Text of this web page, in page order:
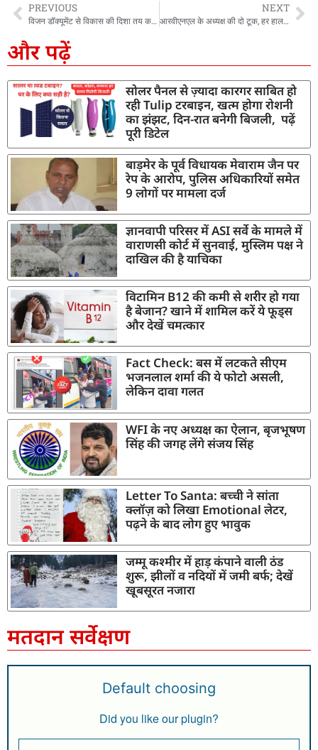
PREVIOUS
विजन डॉक्यूमेंट से विकास की दिशा तय करेगा उत्तराखंड, जिला और पंचायत स्तर पर बनेगा 2047 का रोडमैप
NEXT
आरवीएनएल के अध्यक्ष की दो टूक, हर हाल में 2028 तक पूरा करें ऋषिकेश–कर्णप्रयाग रेल परियोजना
और पढ़ें
सोलर पैनल से ज़्यादा कारगर साबित हो
रही Tulip टरबाइन, खत्म होगा रोशनी
का झंझट, दिन-रात बनेगी बिजली, पढ़ें
पूरी डिटेल
बाड़मेर के पूर्व विधायक मेवाराम जैन पर
रेप के आरोप, पुलिस अधिकारियों समेत
9 लोगों पर मामला दर्ज
ज्ञानवापी परिसर में ASI सर्वे के मामले में
वाराणसी कोर्ट में सुनवाई, मुस्लिम पक्ष ने
दाखिल की है याचिका
विटामिन B12 की कमी से शरीर हो गया
है बेजान? खाने में शामिल करें ये फूड्स
और देखें चमत्कार
Fact Check: बस में लटकते सीएम
भजनलाल शर्मा की ये फोटो असली,
लेकिन दावा गलत
WFI के नए अध्यक्ष का ऐलान, बृजभूषण
सिंह की जगह लेंगे संजय सिंह
Letter To Santa: बच्ची ने सांता
क्लॉज़ को लिखा Emotional लेटर,
पढ़ने के बाद लोग हुए भावुक
जम्मू कश्मीर में हाड़ कंपाने वाली ठंड
शुरू, झीलों व नदियों में जमी बर्फ; देखें
खूबसूरत नजारा
मतदान सर्वेक्षण
Default choosing
Did you like our plugin?